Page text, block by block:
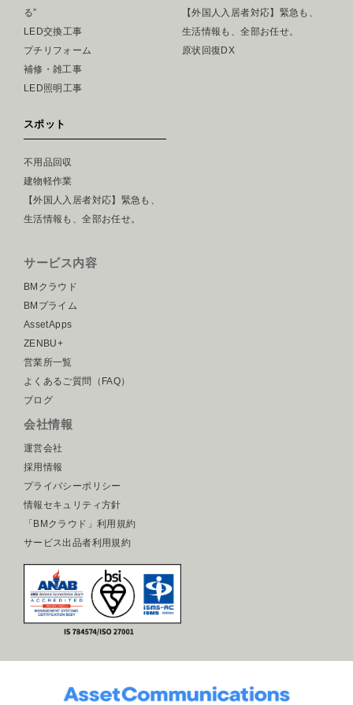
る”
LED交換工事
プチリフォーム
補修・雑工事
LED照明工事
【外国人入居者対応】緊急も、
生活情報も、全部お任せ。
原状回復DX
スポット
不用品回収
建物軽作業
【外国人入居者対応】緊急も、
生活情報も、全部お任せ。
サービス内容
BMクラウド
BMプライム
AssetApps
ZENBU+
営業所一覧
よくあるご質問（FAQ）
ブログ
会社情報
運営会社
採用情報
プライバシーポリシー
情報セキュリティ方針
「BMクラウド」利用規約
サービス出品者利用規約